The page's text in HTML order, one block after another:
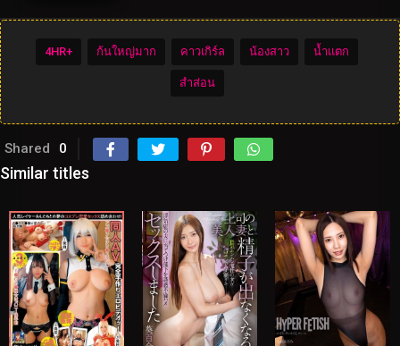
4HR+ ก้นใหญ่มาก คาวเกิร์ล น้องสาว น้ำแตก
สำส่อน
Shared 0
Similar titles